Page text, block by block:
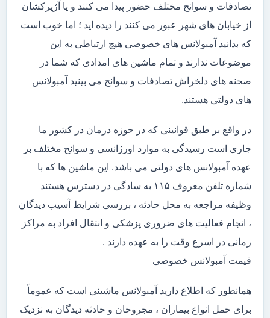
تصادفات و سوانح مختلف حضور پیدا می کنند و یا آژیرکشان
از خیابان های شهر عبور می کنند را دیده اید ؛ اما خوب است
که بدانید آمبولانس های خصوصی هیچ ارتباطی به این
موضوعات ندارند و تمام ماشین های امدادی که شما در
صحنه های دلخراش تصادفات و سوانح می بینید آمبولانس
های دولتی هستند.
در واقع بر طبق قوانینی که در حوزه درمان در کشور ما
جاری است رسیدگی به موارد اورژانسی و سوانح مختلف بر
عهده آمبولانس های دولتی می باشد. این ماشین ها که با
شماره تلفن معروف ۱۱۵ به سادگی در دسترس هستند
وظیفه مراجعه به محل حادثه ، بررسی شرایط آسیب دیدگان
، انجام فعالیت های ضروری پزشکی و انتقال افراد به مراکز
رمانی در اسرع وقت را به عهده دارند .
قیمت آمبولانس خصوصی
همانطور که اطلاع دارید آمبولانس ماشینی است که عموماً
برای حمل انواع بیماران ، مجروحان و حادثه دیدگان به نزدیک